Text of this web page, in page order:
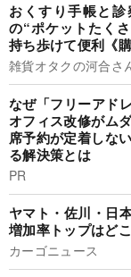
おくすり手帳と
の“ポケットたく
持ち歩けて便利《
雑貨オタクの河合さ
なぜ「フリーアド
オフィス改修がム
席予約が定着しな
る解決策とは
PR
ヤマト・佐川・日
増加率トップはど
カーゴニュース